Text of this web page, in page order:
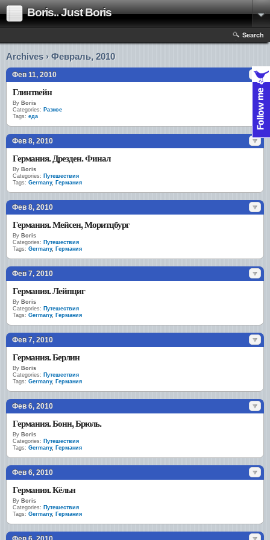
Boris.. Just Boris
Search
Archives › Февраль, 2010
Фев 11, 2010
Глинтвейн
By Boris
Categories: Разное
Tags: еда
Фев 8, 2010
Германия. Дрезден. Финал
By Boris
Categories: Путешествия
Tags: Germany, Германия
Фев 8, 2010
Германия. Мейсен, Моритцбург
By Boris
Categories: Путешествия
Tags: Germany, Германия
Фев 7, 2010
Германия. Лейпциг
By Boris
Categories: Путешествия
Tags: Germany, Германия
Фев 7, 2010
Германия. Берлин
By Boris
Categories: Путешествия
Tags: Germany, Германия
Фев 6, 2010
Германия. Бонн, Брюль.
By Boris
Categories: Путешествия
Tags: Germany, Германия
Фев 6, 2010
Германия. Кёльн
By Boris
Categories: Путешествия
Tags: Germany, Германия